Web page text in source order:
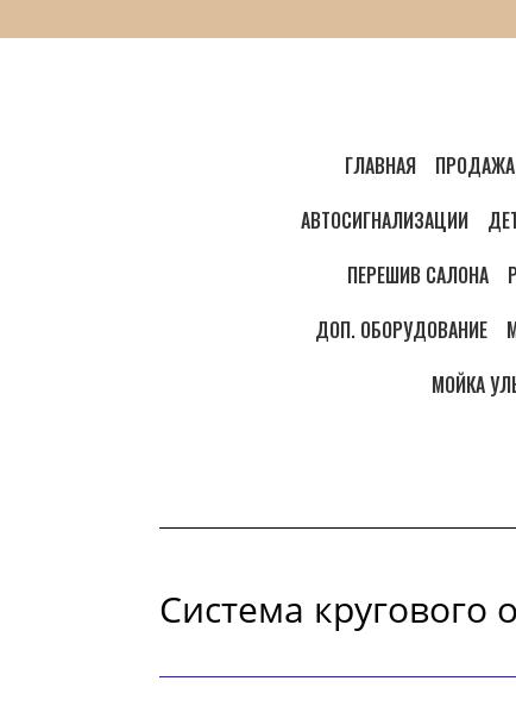
ГЛАВНАЯ
АВТОСИГНАЛИЗАЦИИ
ПЕРЕШИВ САЛОНА
ДОП. ОБОРУДОВАНИЕ
МОЙКА
Система кругового